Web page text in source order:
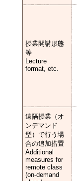
授業開講形態
等
Lecture
format, etc.
遠隔授業（オ
ンデマンド
型）で行う場
合の追加措置
Additional
measures for
remote class
(on-demand